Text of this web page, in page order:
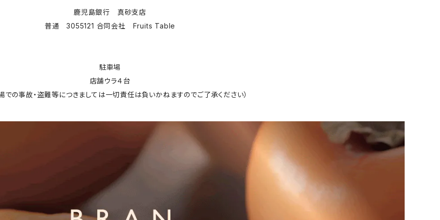
鹿児島銀行 真砂支店
普通 3055121 合同会社 Fruits Table
駐車場
店舗ウラ４台
での事故・盗難等につきましては一切責任は負いかねますのでご了承ください）